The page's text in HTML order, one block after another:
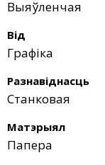
Выяўленчая
Від
Графіка
Разнавіднасць
Станковая
Матэрыял
Папера